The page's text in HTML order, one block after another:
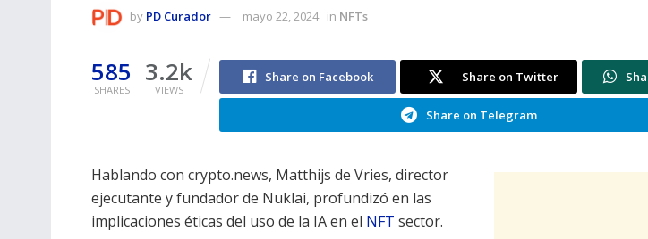
by PD Curador mayo 22, 2024 in NFTs
585
SHARES
3.2k
VIEWS
Share on Facebook Share on Twitter
Share on Telegram
Hablando con crypto.news, Matthijs de Vries, director
ejecutante y fundador de Nuklai, profundizó en las
implicaciones éticas del uso de la IA en el NFT sector.